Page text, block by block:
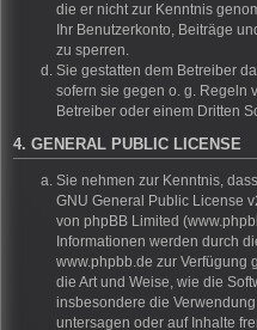
die er nicht zur Kenntnis
Ihr Benutzerkonto, Beiträge
zu sperren.
Sie gestatten dem Betreiber
sofern sie gegen o. g. Regeln
Betreiber oder einem Dritten
4. GENERAL PUBLIC LICENSE
Sie nehmen zur Kenntnis,
GNU General Public License
von phpBB Limited
Informationen werden durch
www.phpbb.de zur Verfügung
die Art und Weise, wie die
insbesondere die
untersagen oder auf Inhalte